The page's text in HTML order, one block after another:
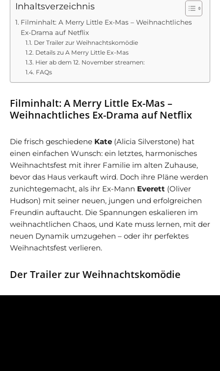
Inhaltsverzeichnis
Filminhalt: A Merry Little Ex-Mas – Weihnachtliches
Ex-Drama auf Netflix
Der Trailer zur Weihnachtskomödie
Details zu A Merry Little Ex-Mas
Hier ab dem 12. November streamen:
FAQs
Filminhalt: A Merry Little Ex-Mas –
Weihnachtliches Ex-Drama auf Netflix
Die frisch geschiedene Kate (Alicia Silverstone) hat
einen einfachen Wunsch: ein letztes, harmonisches
Weihnachtsfest mit ihrer Familie im alten Zuhause,
bevor das Haus verkauft wird. Doch ihre Pläne werden
zunichtegemacht, als ihr Ex-Mann Everett (Oliver
Hudson) mit seiner neuen, jungen und erfolgreichen
Freundin auftaucht. Die Spannungen eskalieren im
weihnachtlichen Chaos, und Kate muss lernen, mit der
neuen Dynamik umzugehen – oder ihr perfektes
Weihnachtsfest verlieren.
Der Trailer zur Weihnachtskomödie